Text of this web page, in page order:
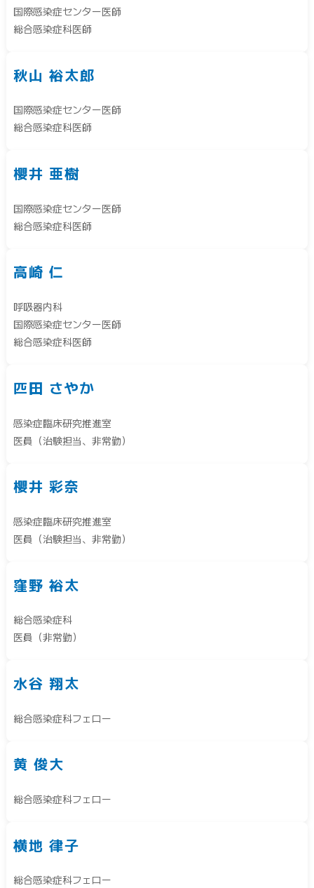
国際感染症センター医師
総合感染症科医師
秋山 裕太郎
国際感染症センター医師
総合感染症科医師
櫻井 亜樹
国際感染症センター医師
総合感染症科医師
高崎 仁
呼吸器内科
国際感染症センター医師
総合感染症科医師
匹田 さやか
感染症臨床研究推進室
医員（治験担当、非常勤）
櫻井 彩奈
感染症臨床研究推進室
医員（治験担当、非常勤）
窪野 裕太
総合感染症科
医員（非常勤）
水谷 翔太
総合感染症科フェロー
黄 俊大
総合感染症科フェロー
横地 律子
総合感染症科フェロー